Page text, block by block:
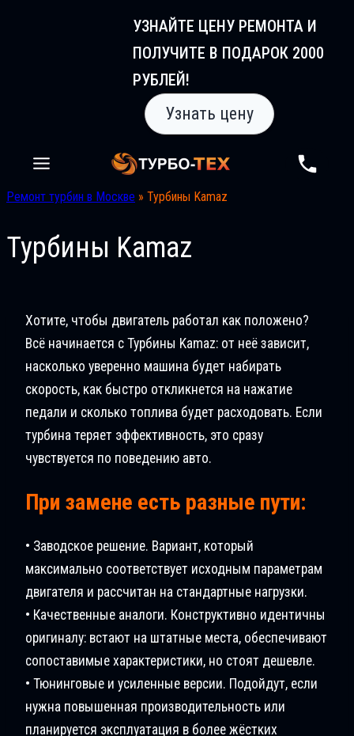
УЗНАЙТЕ ЦЕНУ РЕМОНТА И
ПОЛУЧИТЕ В ПОДАРОК 2000
РУБЛЕЙ!
Узнать цену
Ремонт турбин в Москве » Турбины Kamaz
Турбины Kamaz
Хотите, чтобы двигатель работал как положено?
Всё начинается с Турбины Kamaz: от неё зависит,
насколько уверенно машина будет набирать
скорость, как быстро откликнется на нажатие
педали и сколько топлива будет расходовать. Если
турбина теряет эффективность, это сразу
чувствуется по поведению авто.
При замене есть разные пути:
• Заводское решение. Вариант, который
максимально соответствует исходным параметрам
двигателя и рассчитан на стандартные нагрузки.
• Качественные аналоги. Конструктивно идентичны
оригиналу: встают на штатные места, обеспечивают
сопоставимые характеристики, но стоят дешевле.
• Тюнинговые и усиленные версии. Подойдут, если
нужна повышенная производительность или
планируется эксплуатация в более жёстких